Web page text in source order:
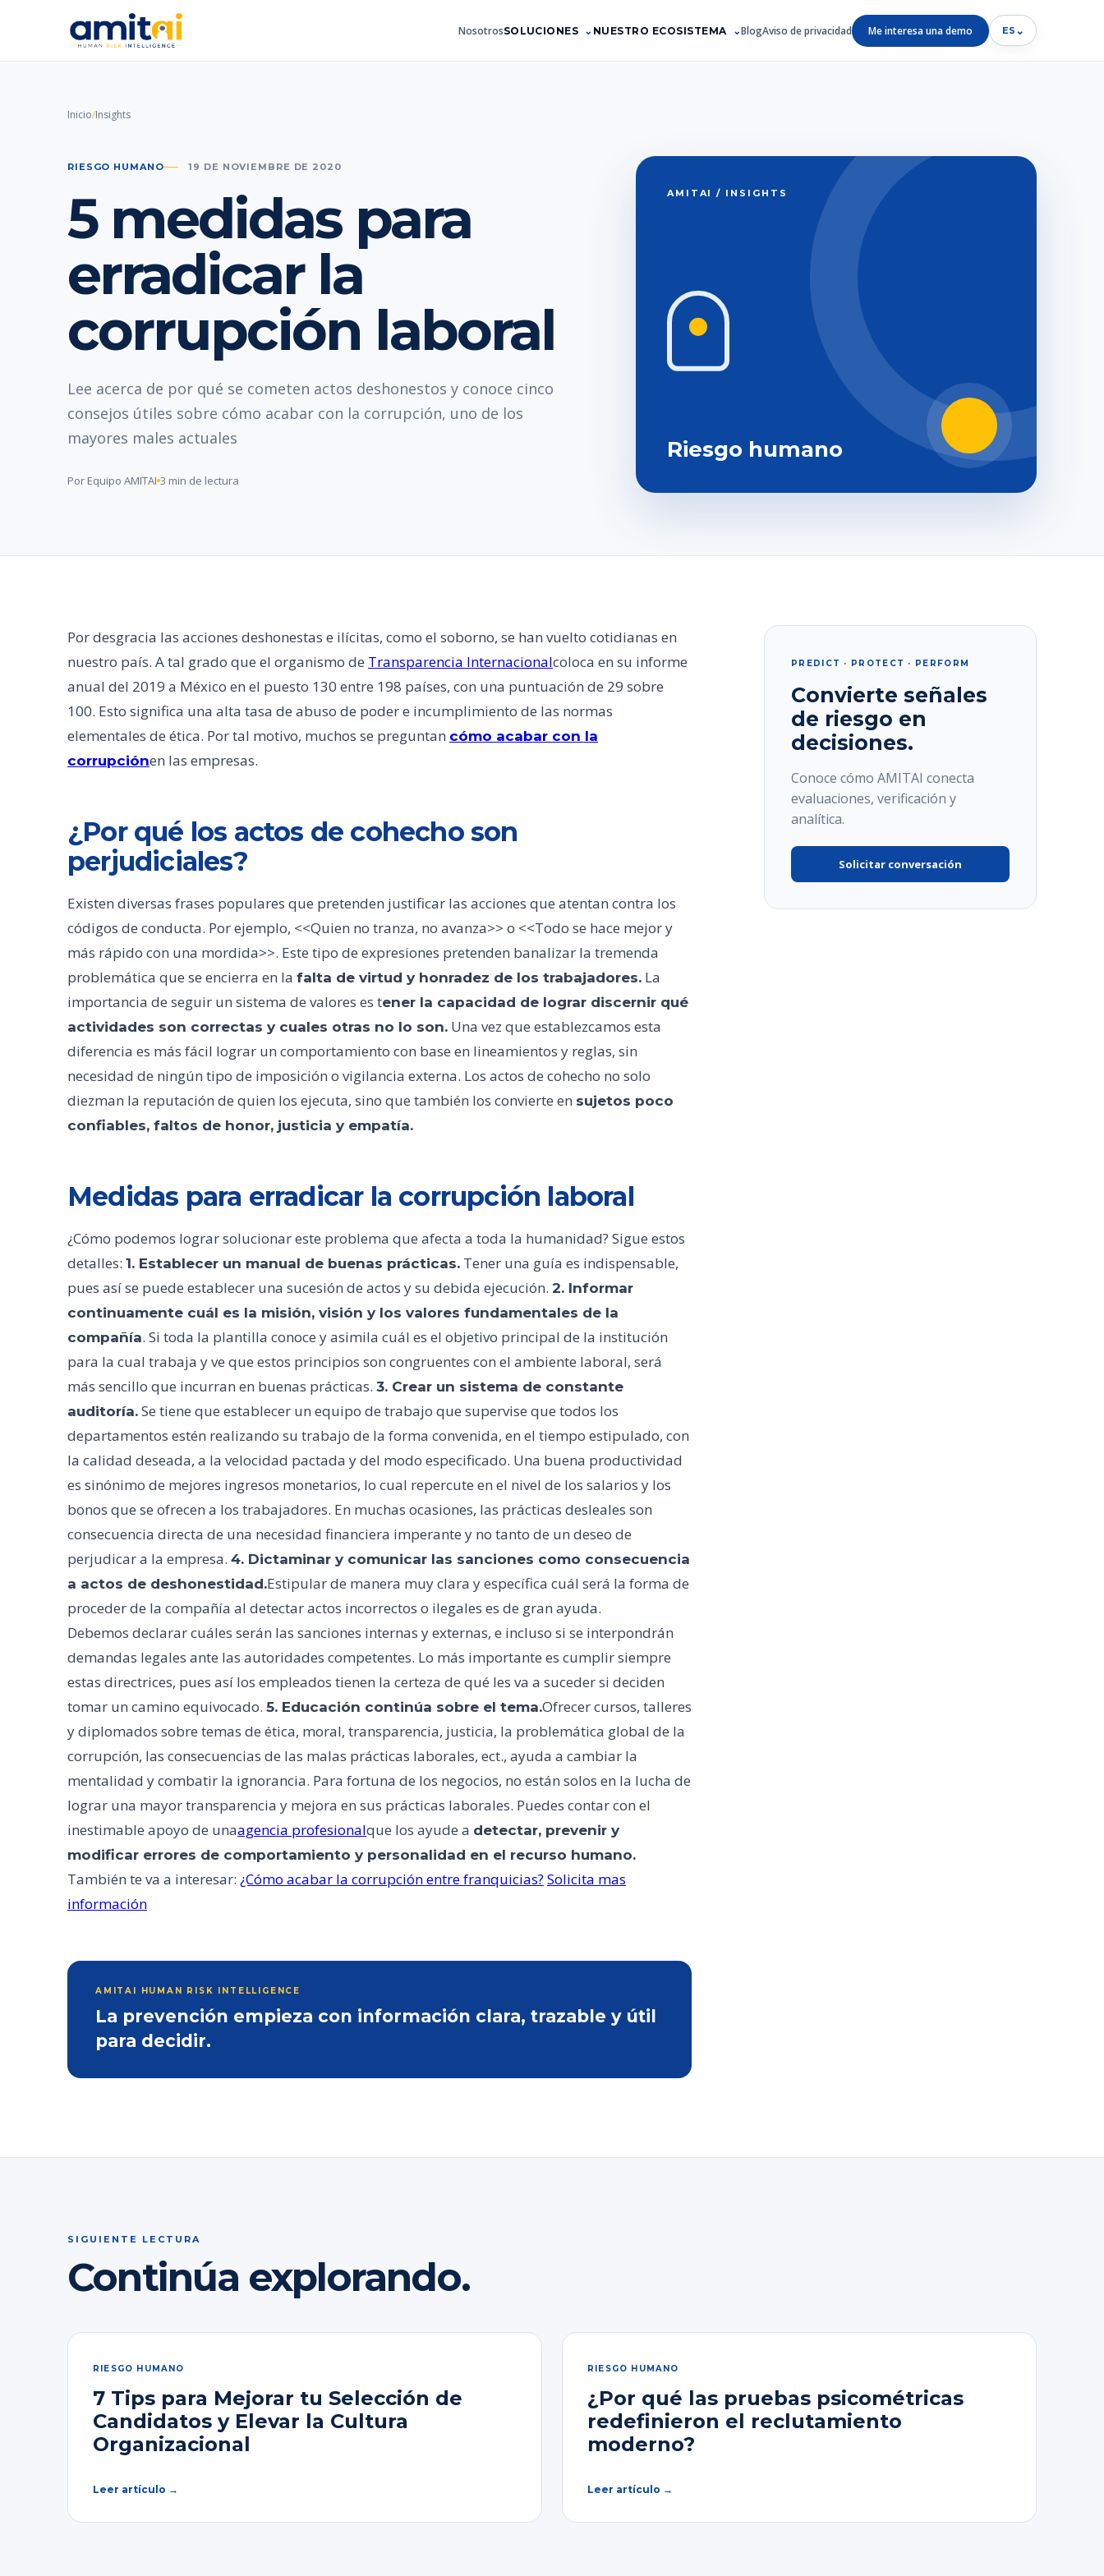
NosotrosSOLUCIONES NUESTRO ECOSISTEMA BlogAviso de privacidad Me interesa una demo ES ⌄
Inicio/Insights
RIESGO HUMANO 19 DE NOVIEMBRE DE 2020
5 medidas para
erradicar la
corrupción laboral
Lee acerca de por qué se cometen actos deshonestos y conoce cinco
consejos útiles sobre cómo acabar con la corrupción, uno de los
mayores males actuales
Por Equipo AMITAI 3 min de lectura
AMITAI / INSIGHTS
Riesgo humano
Por desgracia las acciones deshonestas e ilícitas, como el soborno, se han vuelto cotidianas en
nuestro país. A tal grado que el organismo de Transparencia Internacionalcoloca en su informe
anual del 2019 a México en el puesto 130 entre 198 países, con una puntuación de 29 sobre
100. Esto significa una alta tasa de abuso de poder e incumplimiento de las normas
elementales de ética. Por tal motivo, muchos se preguntan cómo acabar con la
corrupciónen las empresas.
¿Por qué los actos de cohecho son
perjudiciales?
Existen diversas frases populares que pretenden justificar las acciones que atentan contra los
códigos de conducta. Por ejemplo, <<Quien no tranza, no avanza>> o <<Todo se hace mejor y
más rápido con una mordida>>. Este tipo de expresiones pretenden banalizar la tremenda
problemática que se encierra en la falta de virtud y honradez de los trabajadores. La
importancia de seguir un sistema de valores es tener la capacidad de lograr discernir qué
actividades son correctas y cuales otras no lo son. Una vez que establezcamos esta
diferencia es más fácil lograr un comportamiento con base en lineamientos y reglas, sin
necesidad de ningún tipo de imposición o vigilancia externa. Los actos de cohecho no solo
diezman la reputación de quien los ejecuta, sino que también los convierte en sujetos poco
confiables, faltos de honor, justicia y empatía.
Medidas para erradicar la corrupción laboral
¿Cómo podemos lograr solucionar este problema que afecta a toda la humanidad? Sigue estos
detalles: 1. Establecer un manual de buenas prácticas. Tener una guía es indispensable,
pues así se puede establecer una sucesión de actos y su debida ejecución. 2. Informar
continuamente cuál es la misión, visión y los valores fundamentales de la
compañía. Si toda la plantilla conoce y asimila cuál es el objetivo principal de la institución
para la cual trabaja y ve que estos principios son congruentes con el ambiente laboral, será
más sencillo que incurran en buenas prácticas. 3. Crear un sistema de constante
auditoría. Se tiene que establecer un equipo de trabajo que supervise que todos los
departamentos estén realizando su trabajo de la forma convenida, en el tiempo estipulado, con
la calidad deseada, a la velocidad pactada y del modo especificado. Una buena productividad
es sinónimo de mejores ingresos monetarios, lo cual repercute en el nivel de los salarios y los
bonos que se ofrecen a los trabajadores. En muchas ocasiones, las prácticas desleales son
consecuencia directa de una necesidad financiera imperante y no tanto de un deseo de
perjudicar a la empresa. 4. Dictaminar y comunicar las sanciones como consecuencia
a actos de deshonestidad.Estipular de manera muy clara y específica cuál será la forma de
proceder de la compañía al detectar actos incorrectos o ilegales es de gran ayuda.
Debemos declarar cuáles serán las sanciones internas y externas, e incluso si se interpondrán
demandas legales ante las autoridades competentes. Lo más importante es cumplir siempre
estas directrices, pues así los empleados tienen la certeza de qué les va a suceder si deciden
tomar un camino equivocado. 5. Educación continúa sobre el tema.Ofrecer cursos, talleres
y diplomados sobre temas de ética, moral, transparencia, justicia, la problemática global de la
corrupción, las consecuencias de las malas prácticas laborales, ect., ayuda a cambiar la
mentalidad y combatir la ignorancia. Para fortuna de los negocios, no están solos en la lucha de
lograr una mayor transparencia y mejora en sus prácticas laborales. Puedes contar con el
inestimable apoyo de unaagencia profesionalque los ayude a detectar, prevenir y
modificar errores de comportamiento y personalidad en el recurso humano.
También te va a interesar: ¿Cómo acabar la corrupción entre franquicias? Solicita mas
información
AMITAI HUMAN RISK INTELLIGENCE
La prevención empieza con información clara, trazable y útil
para decidir.
PREDICT · PROTECT · PERFORM
Convierte señales
de riesgo en
decisiones.
Conoce cómo AMITAI conecta
evaluaciones, verificación y
analítica.
Solicitar conversación
SIGUIENTE LECTURA
Continúa explorando.
RIESGO HUMANO
7 Tips para Mejorar tu Selección de
Candidatos y Elevar la Cultura
Organizacional
Leer artículo →
RIESGO HUMANO
¿Por qué las pruebas psicométricas
redefinieron el reclutamiento
moderno?
Leer artículo →